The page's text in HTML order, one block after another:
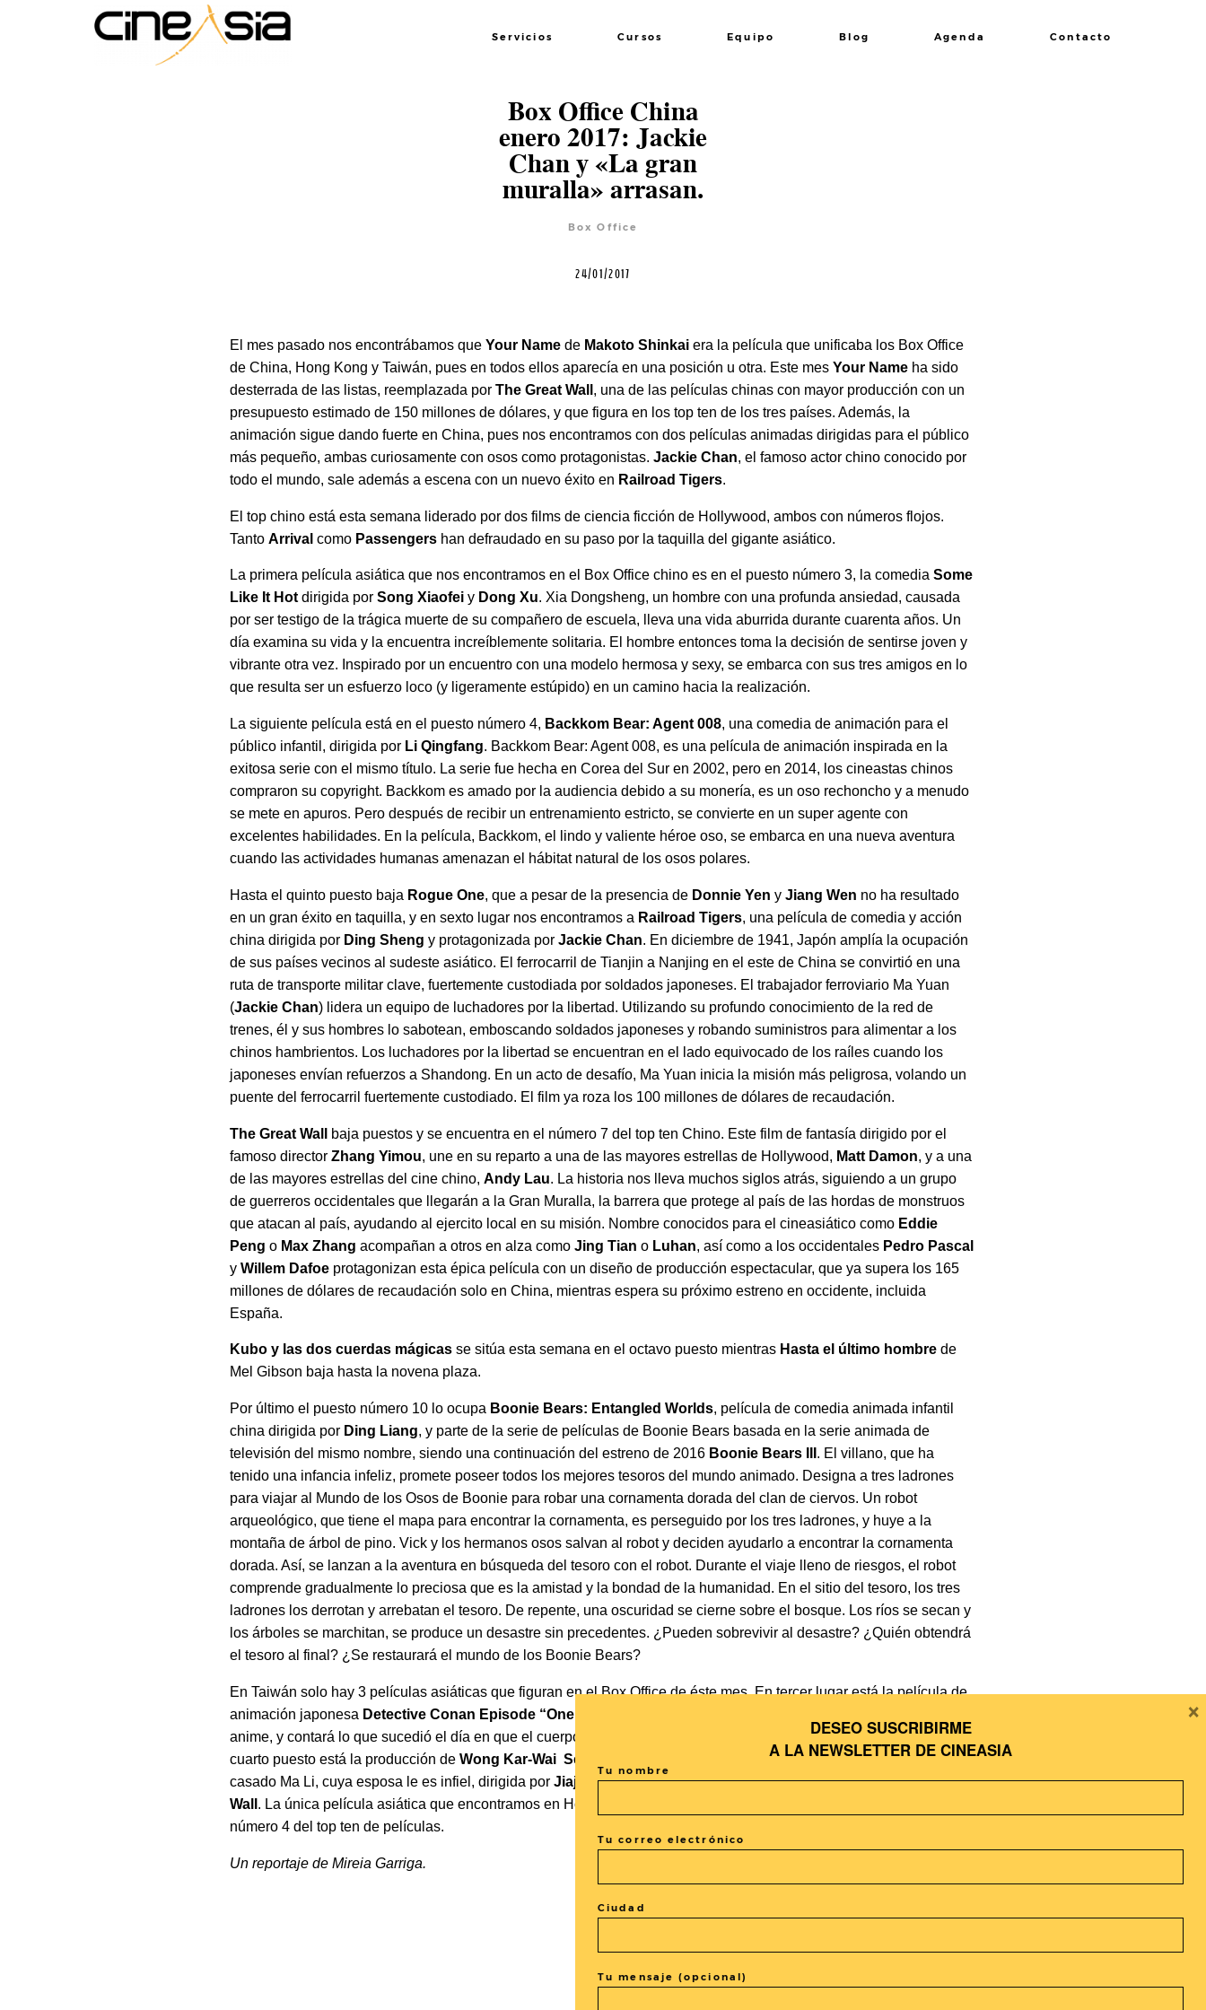
Servicios Cursos Equipo Blog Agenda Contacto
Box Office China
enero 2017: Jackie
Chan y «La gran
muralla» arrasan.
Box Office
24/01/2017
El mes pasado nos encontrábamos queYour Name de Makoto Shinkai era la película que unificaba los Box Office
de China, Hong Kong y Taiwán, pues en todos ellos aparecía en una posición u otra. Este mesYour Name ha sido
desterrada de las listas, reemplazada porThe Great Wall , una de las películas chinas con mayor producción con un
presupuesto estimado de 150 millones de dólares, y que figura en los top ten de los tres países. Además, la
animación sigue dando fuerte en China, pues nos encontramos con dos películas animadas dirigidas para el público
más pequeño, ambas curiosamente con osos como protagonistas.Jackie Chan, el famoso actor chino conocido por
todo el mundo, sale además a escena con un nuevo éxito en Railroad Tigers.
El top chino está esta semana liderado por dos films de ciencia ficción de Hollywood, ambos con números flojos.
TantoArrival como Passengers han defraudado en su paso por la taquilla del gigante asiático.
La primera película asiática que nos encontramos en el Box Office chino es en el puesto número 3, la comediaSome
Like It Hot dirigida porSong Xiaofei y Dong Xu. Xia Dongsheng, un hombre con una profunda ansiedad, causada
por ser testigo de la trágica muerte de su compañero de escuela, lleva una vida aburrida durante cuarenta años. Un
día examina su vida y la encuentra increíblemente solitaria. El hombre entonces toma la decisión de sentirse joven y
vibrante otra vez. Inspirado por un encuentro con una modelo hermosa y sexy, se embarca con sus tres amigos en lo
que resulta ser un esfuerzo loco (y ligeramente estúpido) en un camino hacia la realización.
La siguiente película está en el puesto número 4, Backkom Bear: Agent 008, una comedia de animación para el
público infantil, dirigida por Li Qingfang. Backkom Bear: Agent 008, es una película de animación inspirada en la
exitosa serie con el mismo título. La serie fue hecha en Corea del Sur en 2002, pero en 2014, los cineastas chinos
compraron su copyright. Backkom es amado por la audiencia debido a su monería, es un oso rechoncho y a menudo
se mete en apuros. Pero después de recibir un entrenamiento estricto, se convierte en un super agente con
excelentes habilidades. En la película, Backkom, el lindo y valiente héroe oso, se embarca en una nueva aventura
cuando las actividades humanas amenazan el hábitat natural de los osos polares.
Hasta el quinto puesto baja Rogue One, que a pesar de la presencia de Donnie Yen yJiang Wen no ha resultado
en un gran éxito en taquilla, y en sexto lugar nos encontramos a Railroad Tigers, una película de comedia y acción
china dirigida por Ding Sheng y protagonizada porJackie Chan. En diciembre de 1941, Japón amplía la ocupación
de sus países vecinos al sudeste asiático. El ferrocarril de Tianjin a Nanjing en el este de China se convirtió en una
ruta de transporte militar clave, fuertemente custodiada por soldados japoneses. El trabajador ferroviario Ma Yuan
(Jackie Chan) lidera un equipo de luchadores por la libertad. Utilizando su profundo conocimiento de la red de
trenes, él y sus hombres lo sabotean, emboscando soldados japoneses y robando suministros para alimentar a los
chinos hambrientos. Los luchadores por la libertad se encuentran en el lado equivocado de los raíles cuando los
japoneses envían refuerzos a Shandong. En un acto de desafío, Ma Yuan inicia la misión más peligrosa, volando un
puente del ferrocarril fuertemente custodiado. El film ya roza los 100 millones de dólares de recaudación.
The Great Wall
baja puestos y se encuentra en el número 7 del top ten Chino. Este film de fantasía dirigido por el
famoso directorZhang Yimou, une en su reparto a una de las mayores estrellas de Hollywood, Matt Damon, y a una
de las mayores estrellas del cine chino,Andy Lau. La historia nos lleva muchos siglos atrás, siguiendo a un grupo
de guerreros occidentales que llegarán a la Gran Muralla, la barrera que protege al país de las hordas de monstruos
que atacan al país, ayudando al ejercito local en su misión. Nombre conocidos para el cineasiático como Eddie
Peng o Max Zhang acompañan a otros en alza comoJing Tian o Luhan, así como a los occidentales Pedro Pascal
yWillem Dafoe protagonizan esta épica película con un diseño de producción espectacular, que ya supera los 165
millones de dólares de recaudación solo en China, mientras espera su próximo estreno en occidente, incluida
España.
Kubo y las dos cuerdas mágicas se sitúa esta semana en el octavo puesto mientras Hasta el último hombre de
Mel Gibson baja hasta la novena plaza.
Por último el puesto número 10 lo ocupa Boonie Bears: Entangled Worlds, película de comedia animada infantil
china dirigida por Ding Liang, y parte de la serie de películas de Boonie Bears basada en la serie animada de
televisión del mismo nombre, siendo una continuación del estreno de 2016 Boonie Bears III . El villano, que ha
tenido una infancia infeliz, promete poseer todos los mejores tesoros del mundo animado. Designa a tres ladrones
para viajar al Mundo de los Osos de Boonie para robar una cornamenta dorada del clan de ciervos. Un robot
arqueológico, que tiene el mapa para encontrar la cornamenta, es perseguido por los tres ladrones, y huye a la
montaña de árbol de pino. Vick y los hermanos osos salvan al robot y deciden ayudarlo a encontrar la cornamenta
dorada. Así, se lanzan a la aventura en búsqueda del tesoro con el robot. Durante el viaje lleno de riesgos, el robot
comprende gradualmente lo preciosa que es la amistad y la bondad de la humanidad. En el sitio del tesoro, los tres
ladrones los derrotan y arrebatan el tesoro. De repente, una oscuridad se cierne sobre el bosque. Los ríos se secan y
los árboles se marchitan, se produce un desastre sin precedentes. ¿Pueden sobrevivir al desastre? ¿Quién obtendrá
el tesoro al final? ¿Se restaurará el mundo de los Boonie Bears?
En Taiwán solo hay 3 películas asiáticas que figuran en el Box Office de éste mes. En tercer lugar está la película de
animación japonesa Detective Conan Episode “One”
anime, y contará lo que sucedió el día en que el cuerpo adolescente de Shinichi se transformó en el de un niño. En
cuarto puesto está la producción deWong Kar-Wai See You Tomorrow
, donde una joven se enamora del pintor
casado Ma Li, cuya esposa le es infiel, dirigida porJiajia Zhang.Y en sexto puesto nos encontramos conThe Great
Wall . La única película asiática que encontramos en Hong Kong es
número 4 del top ten de películas.
Un reportaje de Mireia Garriga.
DESEO SUSCRIBIRME
A LA NEWSLETTER DE CINEASIA
Tu nombre
Tu correo electrónico
Ciudad
Tu mensaje (opcional)
×